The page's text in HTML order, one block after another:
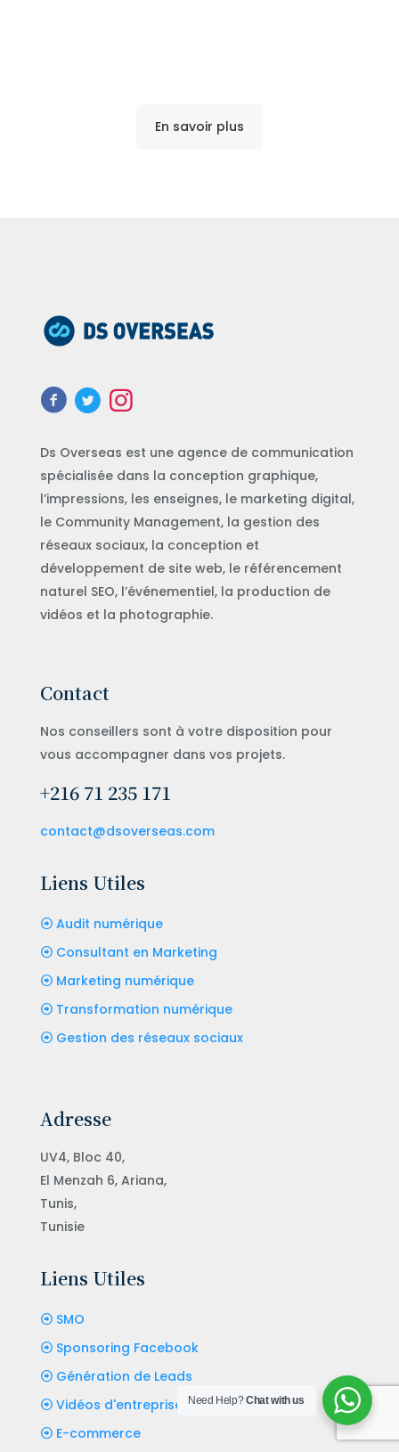
En savoir plus
Ds Overseas est une agence de communication
spécialisée dans la conception graphique,
l’impressions, les enseignes, le marketing digital,
le Community Management, la gestion des
réseaux sociaux, la conception et
développement de site web, le référencement
naturel SEO, l’événementiel, la production de
vidéos et la photographie.
Contact
Nos conseillers sont à votre disposition pour
vous accompagner dans vos projets.
+216 71 235 171
contact@dsoverseas.com
Liens Utiles
Audit numérique
Consultant en Marketing
Marketing numérique
Transformation numérique
Gestion des réseaux sociaux
Adresse
UV4, Bloc 40,
El Menzah 6, Ariana,
Tunis,
Tunisie
Liens Utiles
SMO
Sponsoring Facebook
Génération de Leads
Vidéos d'entreprise
E-commerce
Need Help?Chat with us